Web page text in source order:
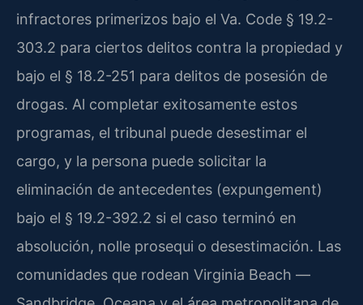
infractores primerizos bajo el Va. Code § 19.2-
303.2 para ciertos delitos contra la propiedad y
bajo el § 18.2-251 para delitos de posesión de
drogas. Al completar exitosamente estos
programas, el tribunal puede desestimar el
cargo, y la persona puede solicitar la
eliminación de antecedentes (expungement)
bajo el § 19.2-392.2 si el caso terminó en
absolución, nolle prosequi o desestimación. Las
comunidades que rodean Virginia Beach —